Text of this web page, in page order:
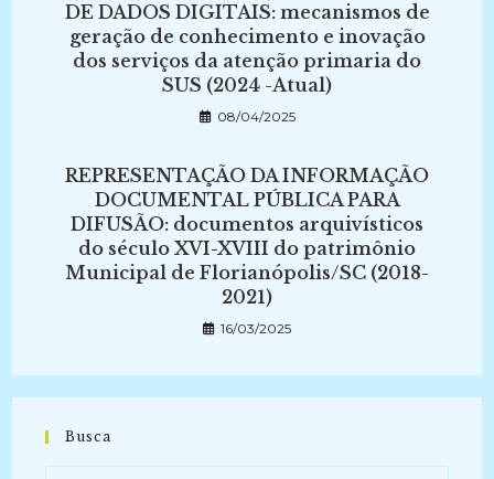
DE DADOS DIGITAIS: mecanismos de
geração de conhecimento e inovação
dos serviços da atenção primaria do
SUS (2024 -Atual)
08/04/2025
REPRESENTAÇÃO DA INFORMAÇÃO
DOCUMENTAL PÚBLICA PARA
DIFUSÃO: documentos arquivísticos
do século XVI-XVIII do patrimônio
Municipal de Florianópolis/SC (2018-
2021)
16/03/2025
Busca